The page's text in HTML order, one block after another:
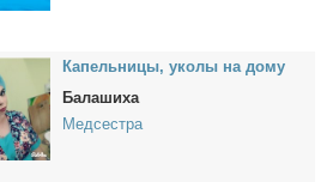
Ка­пель­ни­цы, уко­лы на до­му
Балашиха
Медсестра